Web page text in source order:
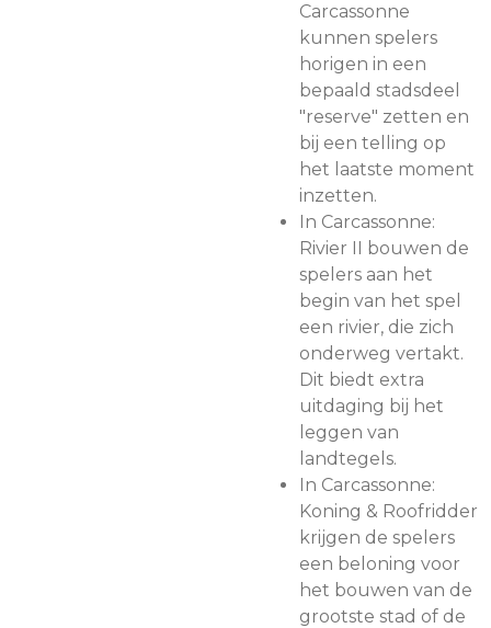
Carcassonne
kunnen spelers
horigen in een
bepaald stadsdeel
"reserve" zetten en
bij een telling op
het laatste moment
inzetten.
In Carcassonne:
Rivier II bouwen de
spelers aan het
begin van het spel
een rivier, die zich
onderweg vertakt.
Dit biedt extra
uitdaging bij het
leggen van
landtegels.
In Carcassonne:
Koning & Roofridder
krijgen de spelers
een beloning voor
het bouwen van de
grootste stad of de